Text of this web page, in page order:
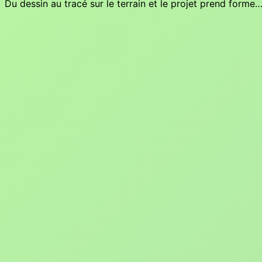
Du dessin au tracé sur le terrain et le projet prend forme…